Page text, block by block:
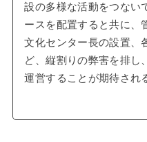
設の多様な活動をつない
ースを配置すると共に、
文化センター長の設置、
ど、縦割りの弊害を排し
運営することが期待され